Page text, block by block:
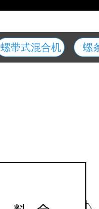
螺带式混合机 螺